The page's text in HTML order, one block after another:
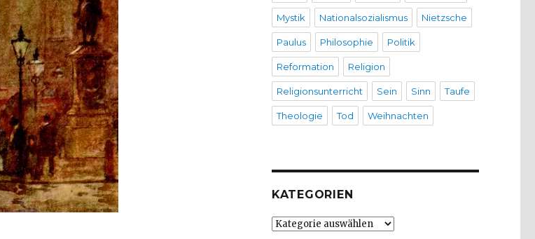
Mystik Nationalsozialismus Nietzsche
Paulus Philosophie Politik
Reformation Religion
Religionsunterricht Sein Sinn Taufe
Theologie Tod Weihnachten
KATEGORIEN
Kategorien